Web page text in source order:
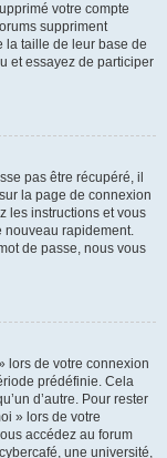
votre compte
suppriment
la taille de leur base de
et essayez de participer
pas être récupéré, il
la page de connexion
les instructions et vous
nouveau rapidement.
de passe, nous vous
lors de votre connexion
prédéfinie. Cela
d’autre. Pour rester
» lors de votre
accédez au forum
une université,